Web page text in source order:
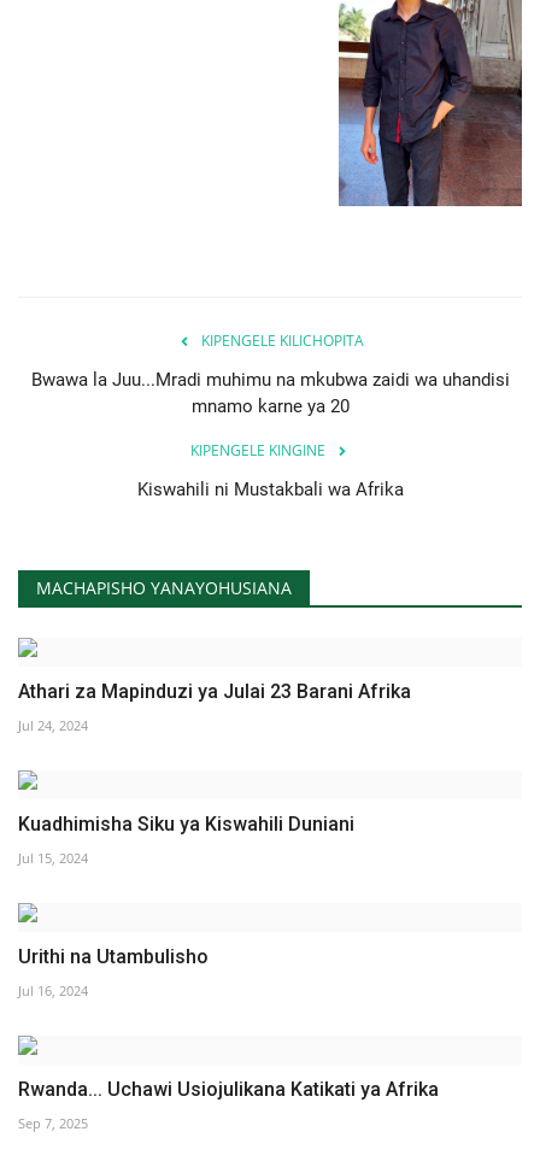
KIPENGELE KILICHOPITA
Bwawa la Juu...Mradi muhimu na mkubwa zaidi wa uhandisi
mnamo karne ya 20
KIPENGELE KINGINE
Kiswahili ni Mustakbali wa Afrika
MACHAPISHO YANAYOHUSIANA
Athari za Mapinduzi ya Julai 23 Barani Afrika
Jul 24, 2024
Kuadhimisha Siku ya Kiswahili Duniani
Jul 15, 2024
Urithi na Utambulisho
Jul 16, 2024
Rwanda... Uchawi Usiojulikana Katikati ya Afrika
Sep 7, 2025